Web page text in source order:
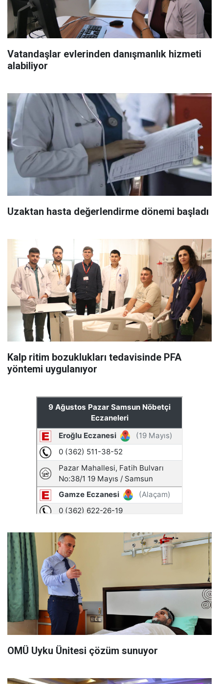
Vatandaşlar evlerinden danışmanlık hizmeti
alabiliyor
Uzaktan hasta değerlendirme dönemi başladı
Kalp ritim bozuklukları tedavisinde PFA
yöntemi uygulanıyor
OMÜ Uyku Ünitesi çözüm sunuyor